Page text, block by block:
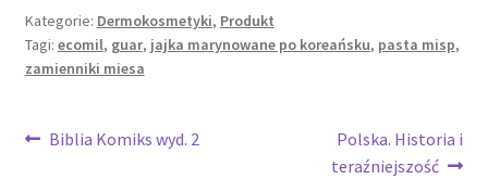
Kategorie: Dermokosmetyki, Produkt
Tagi: ecomil, guar, jajka marynowane po koreańsku, pasta misp,
zamienniki miesa
Nawigacja
Poprzedni
Biblia Komiks wyd. 2
Następny
wpis:
Polska. Historia i
teraźniejszość